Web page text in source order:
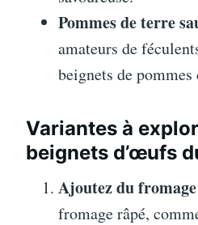
Pommes de terre
amateurs de
beignets de pommes
Variantes à
beignets d’œufs
Ajoutez du
fromage râpé,